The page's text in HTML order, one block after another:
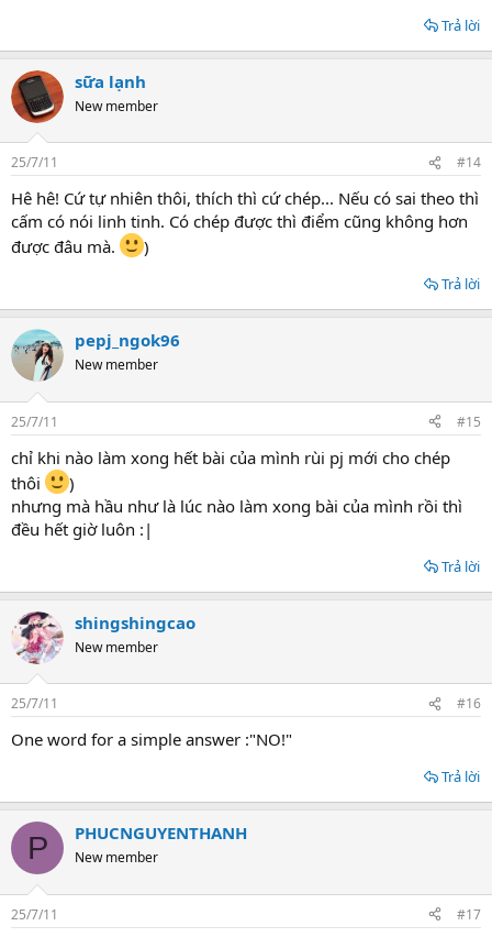
Trả lời
sữa lạnh
New member
25/7/11 #14
Hê hê! Cứ tự nhiên thôi, thích thì cứ chép... Nếu có sai theo thì
cấm có nói linh tinh. Có chép được thì điểm cũng không hơn
được đâu mà.
)
Trả lời
pepj_ngok96
New member
25/7/11 #15
chỉ khi nào làm xong hết bài của mình rùi pj mới cho chép
thôi
)
nhưng mà hầu như là lúc nào làm xong bài của mình rồi thì
đều hết giờ luôn :|
Trả lời
shingshingcao
New member
25/7/11 #16
One word for a simple answer :"NO!"
Trả lời
P PHUCNGUYENTHANH
New member
25/7/11 #17